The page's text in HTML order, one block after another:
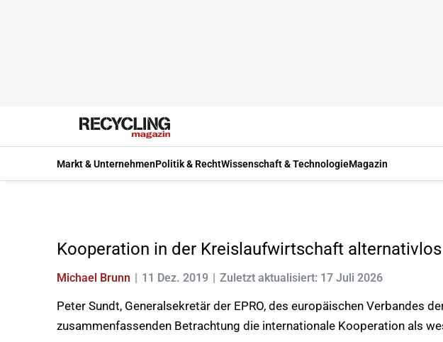
Markt & UnternehmenPolitik & RechtWissenschaft & TechnologieMagazin
Kooperation in der Kreislaufwirtschaft alternativlos
Michael Brunn 11 Dez. 2019 Zuletzt aktualisiert: 17 Juli 2026
Peter Sundt, Generalsekretär der EPRO, des europäischen Verbandes
zusammenfassenden Betrachtung die internationale Kooperation als